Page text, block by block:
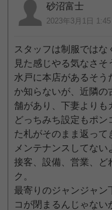
砂沼富士
2023年3月1日 1:45
スタッフは制服ではな
見た感じやる気なさそ
水戸に本店があるそう
か知らないが、近隣の
舗があり、下妻よりも
どっちみち設定もポ
た札がそのまま返って
メンテナンスしてない
接客、設備、営業、ど
ク。
最寄りのジャンジャン
コが閉まるんじゃない